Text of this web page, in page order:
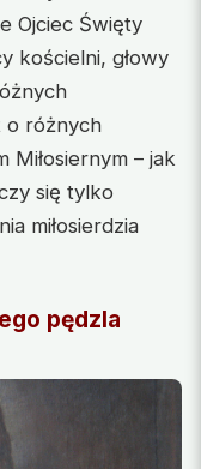
Ojciec Święty
kościelni, głowy
o różnych
– jak
się tylko
miłosierdzia
pędzla